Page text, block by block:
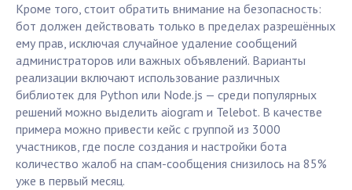
Кроме того, стоит обратить внимание на безопасность:
бот должен действовать только в пределах разрешённых
ему прав, исключая случайное удаление сообщений
администраторов или важных объявлений. Варианты
реализации включают использование различных
библиотек для Python или Node.js — среди популярных
решений можно выделить aiogram и Telebot. В качестве
примера можно привести кейс с группой из 3000
участников, где после создания и настройки бота
количество жалоб на спам-сообщения снизилось на 85%
уже в первый месяц.